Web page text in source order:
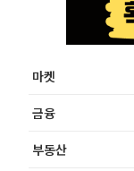
마켓
금융
부동산